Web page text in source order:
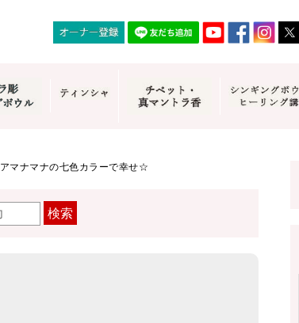
アマナマナの七色カラーで幸せ☆
検索